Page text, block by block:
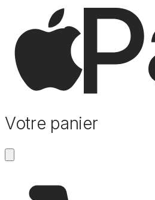
Votre panier